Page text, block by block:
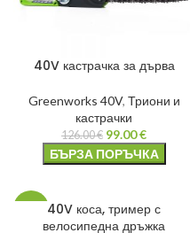
40V кастрачка за дърва
Greenworks 40V, Триони и
кастрачки
126.00€ 99.00€
БЪРЗА ПОРЪЧКА
40V коса, тример с
велосипедна дръжка